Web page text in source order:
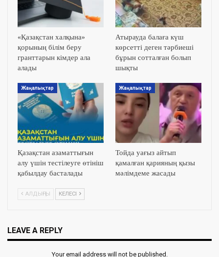
«Қазақстан халқына»
қорының білім беру
гранттарын кімдер ала
алады
Атырауда балаға күш
көрсетті деген тәрбиеші
бұрын сотталған болып
шықты
Жаңалықтар
Қазақстан азаматтығын
алу үшін тестілеуге өтініш
қабылдау басталады
Жаңалықтар
Тойда уағыз айтып
қамалған қарияның қызы
мәлімдеме жасады
АЛДЫҢҒЫ КЕЛЕСІ
LEAVE A REPLY
Your email address will not be published.